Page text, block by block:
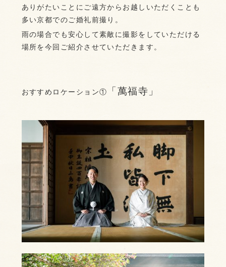
ありがたいことにご遠方からお越しいただくことも
多い京都でのご婚礼前撮り。
雨の場合でも安心して素敵に撮影をしていただける
場所を今回ご紹介させていただきます。
おすすめロケーション① 「萬福寺」